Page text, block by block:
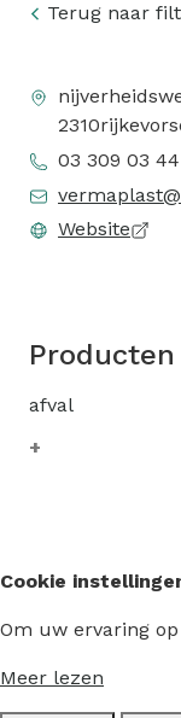
Terug naar
2310
03 309 03 44
Website
afval
Cookie
Om uw ervaring
Meer lezen